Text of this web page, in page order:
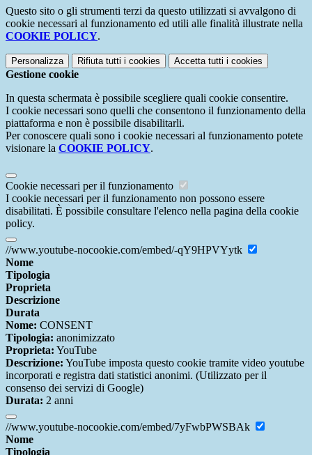
Questo sito o gli strumenti terzi da questo utilizzati si avvalgono di
cookie necessari al funzionamento ed utili alle finalità illustrate nella
COOKIE POLICY.
Personalizza Rifiuta tutti i cookies Accetta tutti i cookies
Gestione cookie
In questa schermata è possibile scegliere quali cookie consentire.
I cookie necessari sono quelli che consentono il funzionamento della
piattaforma e non è possibile disabilitarli.
Per conoscere quali sono i cookie necessari al funzionamento potete
visionare la COOKIE POLICY.
Cookie necessari per il funzionamento
I cookie necessari per il funzionamento non possono essere
disabilitati. È possibile consultare l'elenco nella pagina della cookie
policy.
//www.youtube-nocookie.com/embed/-qY9HPVYytk
Nome
Tipologia
Proprieta
Descrizione
Durata
Nome: CONSENT
Tipologia: anonimizzato
Proprieta: YouTube
Descrizione: YouTube imposta questo cookie tramite video youtube
incorporati e registra dati statistici anonimi. (Utilizzato per il
consenso dei servizi di Google)
Durata: 2 anni
//www.youtube-nocookie.com/embed/7yFwbPWSBAk
Nome
Tipologia